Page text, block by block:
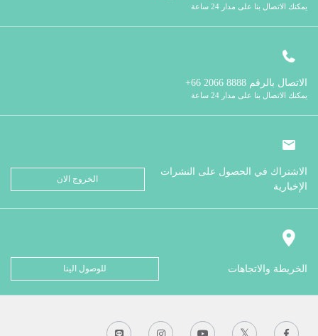
يمكنك الاتصال بنا على مدار 24 ساعة
الاتصال بالرقم
يمكنك الاتصال بنا على مدار 24 ساعة
الاشتراك في الحصول على النشرات
الإخبارية
الخروج الان
الخريطة والاتجاهات للوصول الينا